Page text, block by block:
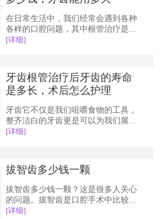
在日常生活中，我们经常会遇到各种
各样的口腔问题，其中根管治疗是...
[详细]
牙齿根管治疗后牙齿的寿命
是多长，术后怎么护理
牙齿它不仅是我们咀嚼食物的工具，
整齐洁白的牙齿更是可以为我们展...
[详细]
拔智齿多少钱一颗
拔智齿多少钱一颗？这是很多人关心
的问题。拔智齿是口腔手术中比较...
[详细]